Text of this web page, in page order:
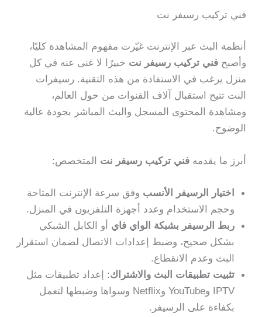
فني تركيب رسيفر نت
أنظمة البث عبر الإنترنت غيّرت مفهوم المشاهدة كليًا،
وأصبح فني تركيب رسيفر نت خبيرًا لا غنى عنه في كل
منزل يرغب في الاستفادة من هذه التقنية. رسيفرات
النت تتيح استقبال آلاف القنوات من حول العالم،
ومشاهدة المحتوى المسجل والبث المباشر بجودة عالية
الوضوح.
أبرز ما يقدمه فني تركيب رسيفر نت المتخصص:
اختيار الرسيفر الأنسب وفق سرعة الإنترنت المتاحة
وحجم الاستخدام وعدد أجهزة التلفزيون في المنزل.
ربط الرسيفر بشبكة الواي فاي أو الكابل الشبكي
بشكل صحيح، وضبط إعدادات الاتصال لضمان استقرار
البث وعدم الانقطاع.
تثبيت تطبيقات البث والاشتراك: إعداد تطبيقات مثل
IPTV وYouTube وNetflix وسواها وضبطها لتعمل
بكفاءة على الرسيفر.